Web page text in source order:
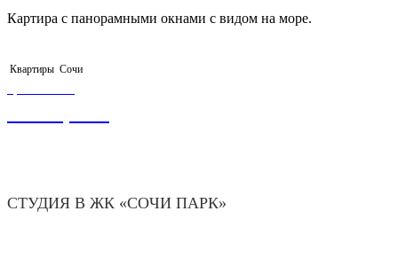
Картира с панорамными окнами с видом на море.
Квартиры Сочи
СТУДИЯ В ЖК «СОЧИ ПАРК»